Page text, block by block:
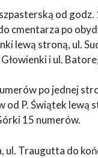
od
cmentarza po
lewą stroną, ul.
i ul.
po jednej
od P. Świątek lewą
15 numerów.
Traugutta do